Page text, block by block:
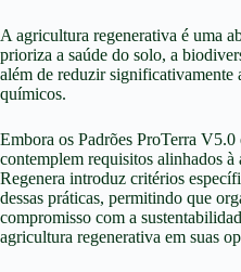
A agricultura regenerativa é uma
prioriza a saúde do solo, a
além de reduzir significativamente
químicos.
Embora os Padrões ProTerra
contemplem requisitos alinhados
Regenera introduz critérios
dessas práticas, permitindo que
compromisso com a
agricultura regenerativa em suas